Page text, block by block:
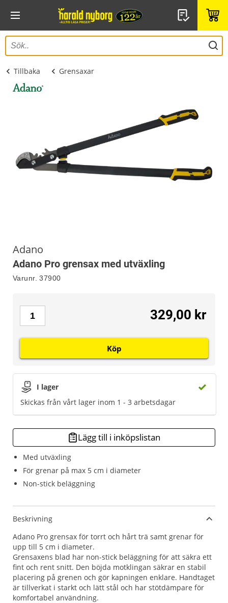
Tillbaka Grensaxar
Adano
Adano Pro grensax med utväxling
Varunr. 37900
Med utväxling
För grenar på max 5 cm i diameter
Non-stick beläggning
I lager
Skickas från vårt lager inom 1 - 3 arbetsdagar
329,00 kr
Köp
Lägg till i inköpslistan
Beskrivning
Adano Pro grensax för torrt och hårt trä samt grenar för
upp till 5 cm i diameter.
Grensaxens blad har non-stick beläggning för att säkra ett
fint och rent snitt. Den böjda motklingan säkrar en stabil
placering på grenen och gör kapningen enklare. Handtaget
är tillverkat i starkt och lätt stål och har stötdämpare för
komfortabel användning.